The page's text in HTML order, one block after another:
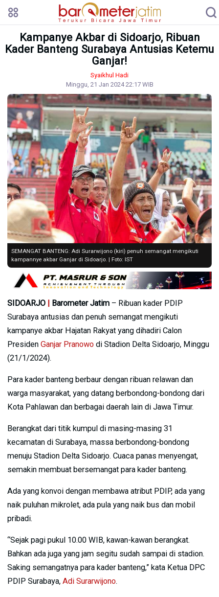
Kampanye Akbar di Sidoarjo, Ribuan
Kader Banteng Surabaya Antusias Ketemu
Ganjar!
Syaikhul Hadi
Minggu, 21 Jan 2024 22:17 WIB
SEMANGAT BANTENG: Adi Surarwijono (kiri) penuh semangat mengikuti
kampannye akbar Ganjar di Sidoarjo. | Foto: IST
SIDOARJO | Barometer Jatim – Ribuan kader PDIP
Surabaya antusias dan penuh semangat mengikuti
kampanye akbar Hajatan Rakyat yang dihadiri Calon
Presiden Ganjar Pranowo di Stadion Delta Sidoarjo, Minggu
(21/1/2024).
Para kader banteng berbaur dengan ribuan relawan dan
warga masyarakat, yang datang berbondong-bondong dari
Kota Pahlawan dan berbagai daerah lain di Jawa Timur.
Berangkat dari titik kumpul di masing-masing 31
kecamatan di Surabaya, massa berbondong-bondong
menuju Stadion Delta Sidoarjo. Cuaca panas menyengat,
semakin membuat bersemangat para kader banteng.
Ada yang konvoi dengan membawa atribut PDIP, ada yang
naik puluhan mikrolet, ada pula yang naik bus dan mobil
pribadi.
“Sejak pagi pukul 10.00 WIB, kawan-kawan berangkat.
Bahkan ada juga yang jam segitu sudah sampai di stadion.
Saking semangatnya para kader banteng,” kata Ketua DPC
PDIP Surabaya, Adi Surarwijono.